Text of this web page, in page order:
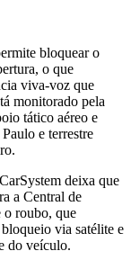
bloquear o
o que
viva-voz que
monitorado pela
tático aéreo e
e terrestre
deixa que
a Central de
o roubo, que
via satélite e
do veículo.